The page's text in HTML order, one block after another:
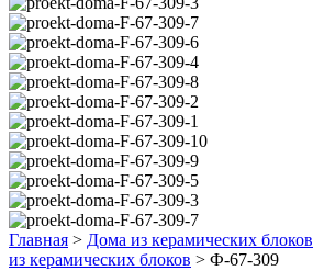
Главная > Дома из керамических блоков
из керамических блоков > Ф-67-309